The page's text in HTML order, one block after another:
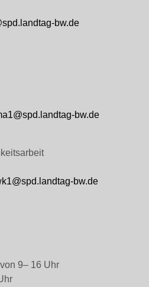
bw.de
bw.de
bw.de
9– 16 Uhr